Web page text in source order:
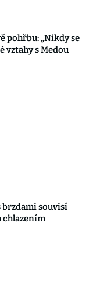
pohřbu: „Nikdy se
vztahy s Medou
brzdami souvisí
chlazením